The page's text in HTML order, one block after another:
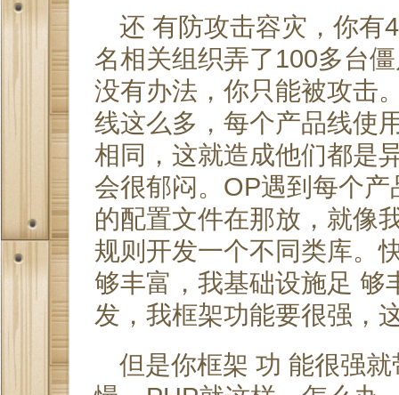
还 有防攻击容灾，你有
名相关组织弄了100多台
没有办法，你只能被攻击
线这么多，每个产品线使
相同，这就造成他们都是
会很郁闷。OP遇到每个
的配置文件在那放，就像
规则开发一个不同类库。
够丰富，我基础设施足 够
发，我框架功能要很强，
但是你框架 功 能很强